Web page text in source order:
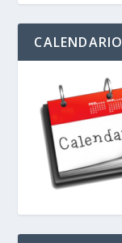
CALENDARIO